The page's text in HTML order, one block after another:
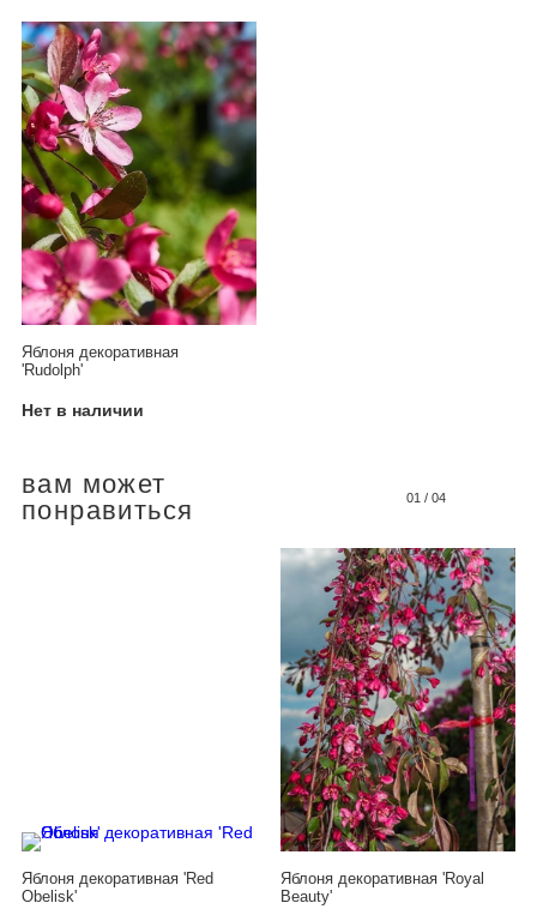
Яблоня декоративная
'Rudolph'
Нет в наличии
вам может
понравиться
01 / 04
Яблоня декоративная 'Red
Obelisk'
Яблоня декоративная 'Royal
Beauty'